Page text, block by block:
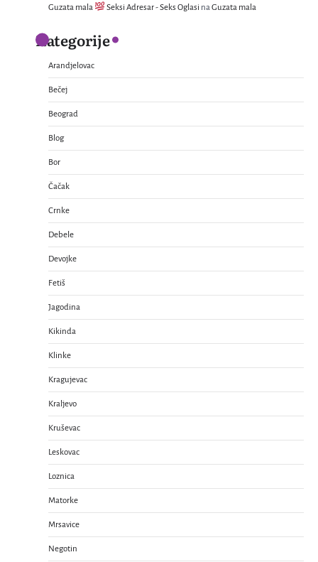
Guzata mala Seksi Adresar - Seks Oglasi naGuzata mala
Kategorije
Arandjelovac
Bečej
Beograd
Blog
Bor
Čačak
Crnke
Debele
Devojke
Fetiš
Jagodina
Kikinda
Klinke
Kragujevac
Kraljevo
Kruševac
Leskovac
Loznica
Matorke
Mrsavice
Negotin